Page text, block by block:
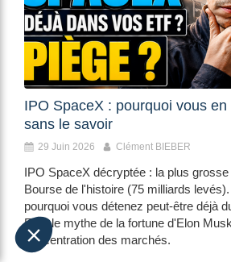
IPO SpaceX : pourquoi vous
sans le savoir
29 Juin 2026 Clément BIEBER
IPO SpaceX décryptée : la plus
Bourse de l'histoire (75 milliards
pourquoi vous détenez peut-être déjà
ETF, le mythe de la fortune d'Elon
concentration des marchés.